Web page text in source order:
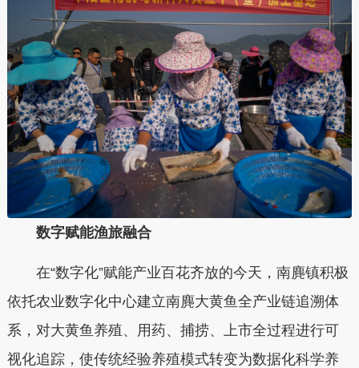
数字赋能渔旅融合
在“数字化”赋能产业百花齐放的今天，南麂镇积极
依托农业数字化中心建立南麂大黄鱼全产业链追溯体
系，对大黄鱼养殖、用药、捕捞、上市全过程进行可
视化追踪，使传统经验养殖模式转变为数据化科学养